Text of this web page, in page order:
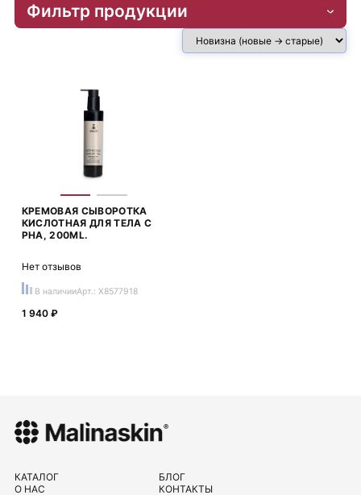
Фильтр продукции
КРЕМОВАЯ СЫВОРОТКА
КИСЛОТНАЯ ДЛЯ ТЕЛА С
PHA, 200ML.
Нет отзывов
В наличииАрт.: X8577918
1 940 ₽
КАТАЛОГ
О НАС
БЛОГ
КОНТАКТЫ